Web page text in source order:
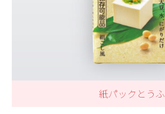
紙パックとうふ